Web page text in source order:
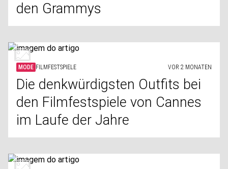
den Grammys
MODE FILMFESTSPIELE VOR 2 MONATEN
Die denkwürdigsten Outfits bei
den Filmfestspiele von Cannes
im Laufe der Jahre